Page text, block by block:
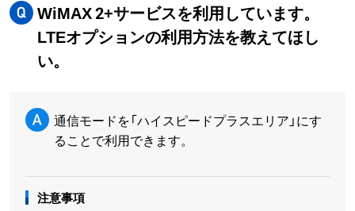
WiMAX 2+サービスを利用しています。
LTEオプションの利用方法を教えてほし
い。
通信モードを「ハイスピードプラスエリア」にす
ることで利用できます。
注意事項